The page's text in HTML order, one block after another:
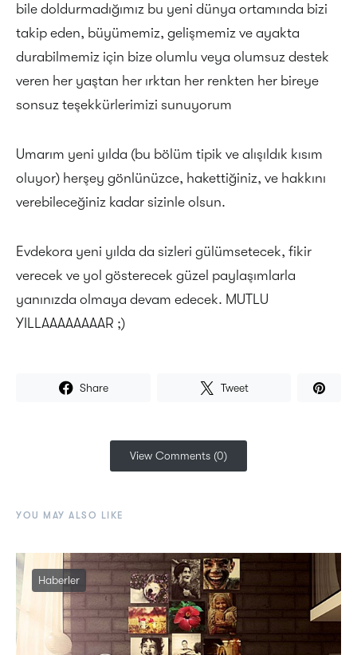
bile doldurmadığımız bu yeni dünya ortamında bizi
takip eden, büyümemiz, gelişmemiz ve ayakta
durabilmemiz için bize olumlu veya olumsuz destek
veren her yaştan her ırktan her renkten her bireye
sonsuz teşekkürlerimizi sunuyorum
Umarım yeni yılda (bu bölüm tipik ve alışıldık kısım
oluyor) herşey gönlünüzce, hakettiğiniz, ve hakkını
verebileceğiniz kadar sizinle olsun.
Evdekora yeni yılda da sizleri gülümsetecek, fikir
verecek ve yol gösterecek güzel paylaşımlarla
yanınızda olmaya devam edecek. MUTLU
YILLAAAAAAAAR ;)
Share Tweet
View Comments (0)
YOU MAY ALSO LIKE
Haberler